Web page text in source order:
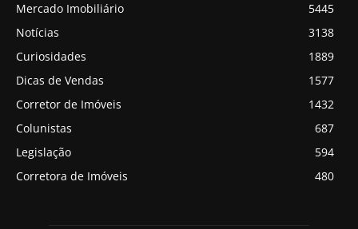
Mercado Imobiliário
5445
Notícias
3138
Curiosidades
1889
Dicas de Vendas
1577
Corretor de Imóveis
1432
Colunistas
687
Legislação
594
Corretora de Imóveis
480